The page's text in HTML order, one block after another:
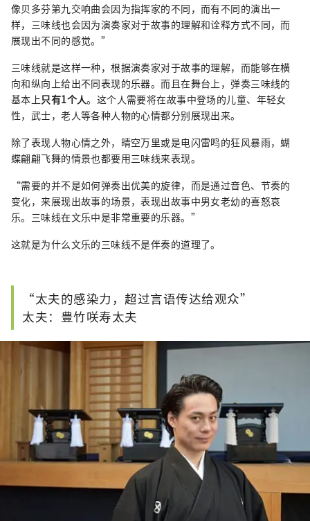
像贝多芬第九交响曲会因为指挥家的不同，而有不同的演出一
样，三味线也会因为演奏家对于故事的理解和诠释方式不同，而
展现出不同的感觉。”
三味线就是这样一种，根据演奏家对于故事的理解，而能够在横
向和纵向上给出不同表现的乐器。而且在舞台上，弹奏三味线的
基本上只有1个人。这个人需要将在故事中登场的儿童、年轻女
性，武士，老人等各种人物的心情都分别展现出来。
除了表现人物心情之外，晴空万里或是电闪雷鸣的狂风暴雨，蝴
蝶翩翩飞舞的情景也都要用三味线来表现。
“需要的并不是如何弹奏出优美的旋律，而是通过音色、节奏的
变化，来展现出故事的场景，表现出故事中男女老幼的喜怒哀
乐。三味线在文乐中是非常重要的乐器。”
这就是为什么文乐的三味线不是伴奏的道理了。
“太夫的感染力，超过言语传达给观众”
太夫：豊竹咲寿太夫